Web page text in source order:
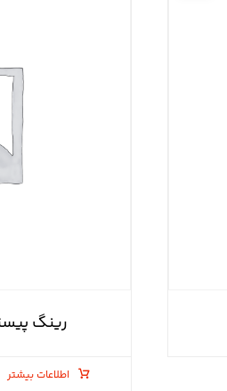
رینگ
اطلاعات بیشتر